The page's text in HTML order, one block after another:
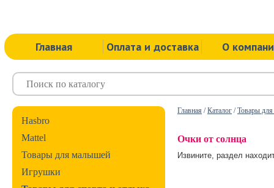
Главная Оплата и доставка О
Hasbro
Mattel
Товары для малышей
Игрушки
Главная /Каталог /Товары для
Очки от солнца
Извините, раздел